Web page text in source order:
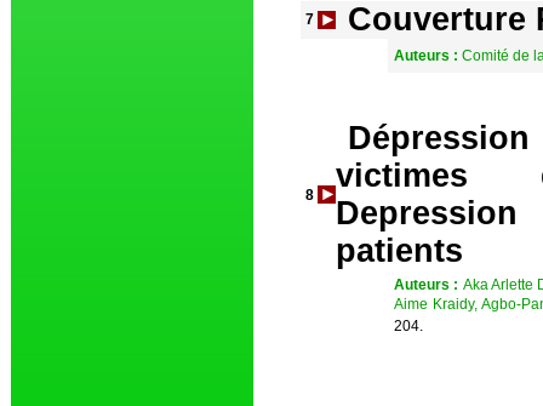
7 Couverture
Auteurs : Comité de
8
victimes
patients
Auteurs : Aka Arlette
Aime Kraidy, Agbo-
204.